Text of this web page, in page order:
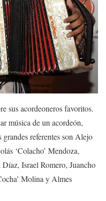
sus acordeoneros favoritos.
música de un acordeón,
referentes son Alejo
‘Colacho’ Mendoza,
Israel Romero, Juancho
Molina y Almes